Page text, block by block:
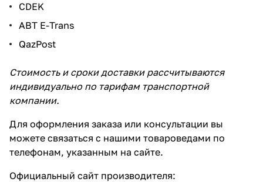
CDEK
ABT E-Trans
QazPost
Стоимость и сроки доставки рассчитываются
индивидуально по тарифам транспортной
компании.
Для оформления заказа или консультации вы
можете связаться с нашими товароведами по
телефонам, указанным на сайте.
Официальный сайт производителя: